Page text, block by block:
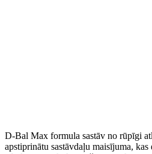
D-Bal Max formula sastāv no rūpīgi
apstiprinātu sastāvdaļu maisījuma,